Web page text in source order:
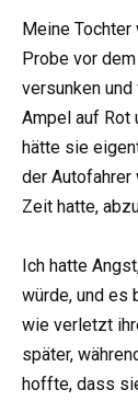
Meine
Probe vor
versunken
Ampel auf Rot
hätte sie
der
Zeit hatte,
Ich hatte
würde, und es
wie verletzt
später,
hoffte, dass